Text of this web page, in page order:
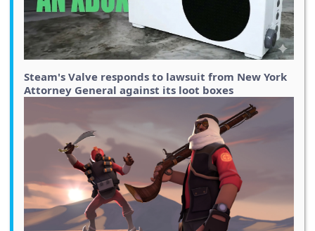
Steam's Valve responds to lawsuit from New York
Attorney General against its loot boxes